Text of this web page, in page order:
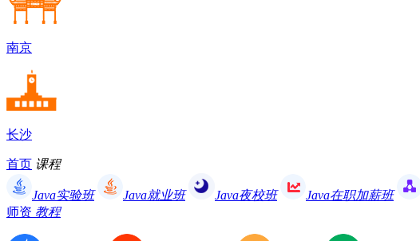
南京
长沙
首页 课程
Java实验班 Java就业班 Java夜校班 Java在职加薪班
师资 教程